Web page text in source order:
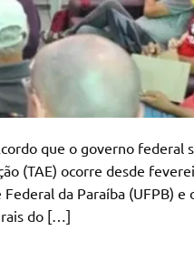
que o governo federal
(TAE) ocorre desde
da Paraíba (UFPB)
do […]